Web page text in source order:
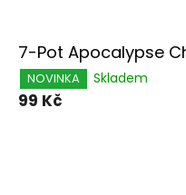
7-Pot Apocalypse
NOVINKA Skladem
99 Kč